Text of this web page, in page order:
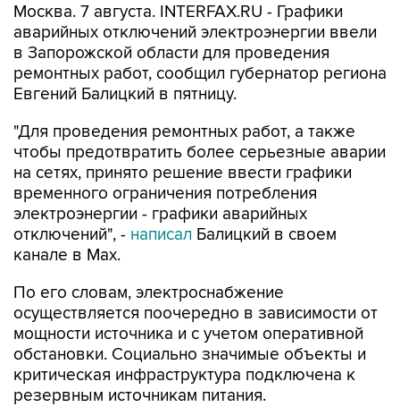
Москва. 7 августа. INTERFAX.RU - Графики
аварийных отключений электроэнергии ввели
в Запорожской области для проведения
ремонтных работ, сообщил губернатор региона
Евгений Балицкий в пятницу.
"Для проведения ремонтных работ, а также
чтобы предотвратить более серьезные аварии
на сетях, принято решение ввести графики
временного ограничения потребления
электроэнергии - графики аварийных
отключений", - написал Балицкий в своем
канале в Max.
По его словам, электроснабжение
осуществляется поочередно в зависимости от
мощности источника и с учетом оперативной
обстановки. Социально значимые объекты и
критическая инфраструктура подключена к
резервным источникам питания.